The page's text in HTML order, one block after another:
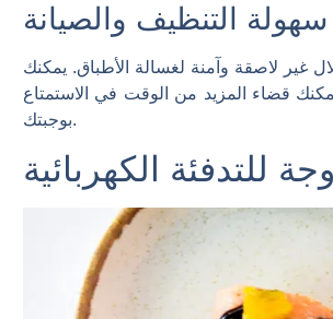
سهولة التنظيف والصيانة
غير لاصقة وآمنة لغسالة الأطباق. يمكنك
قضاء المزيد من الوقت في الاستمتاع
بوجبتك.
للتدفئة الكهربائية